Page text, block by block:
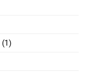
(1)